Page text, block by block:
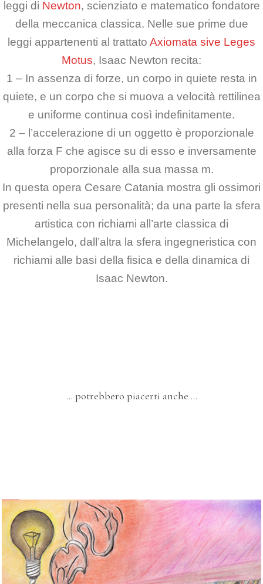
leggi di Newton, scienziato e matematico fondatore
della meccanica classica. Nelle sue prime due
leggi appartenenti al trattato Axiomata sive Leges
Motus, Isaac Newton recita:
1 – In assenza di forze, un corpo in quiete resta in
quiete, e un corpo che si muova a velocità rettilinea
e uniforme continua così indefinitamente.
2 – l’accelerazione di un oggetto è proporzionale
alla forza F che agisce su di esso e inversamente
proporzionale alla sua massa m.
In questa opera Cesare Catania mostra gli ossimori
presenti nella sua personalità; da una parte la sfera
artistica con richiami all’arte classica di
Michelangelo, dall’altra la sfera ingegneristica con
richiami alle basi della fisica e della dinamica di
Isaac Newton.
… potrebbero piacerti anche …